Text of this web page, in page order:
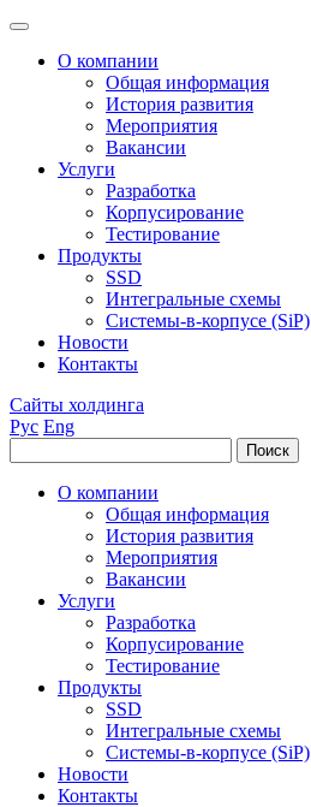
О компании
Общая информация
История развития
Мероприятия
Вакансии
Услуги
Разработка
Корпусирование
Тестирование
Продукты
SSD
Интегральные схемы
Системы-в-корпусе (SiP)
Новости
Контакты
Сайты холдинга
Рус Eng
О компании
Общая информация
История развития
Мероприятия
Вакансии
Услуги
Разработка
Корпусирование
Тестирование
Продукты
SSD
Интегральные схемы
Системы-в-корпусе (SiP)
Новости
Контакты